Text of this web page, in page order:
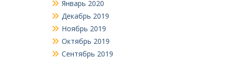
Январь 2020
Декабрь 2019
Ноябрь 2019
Октябрь 2019
Сентябрь 2019